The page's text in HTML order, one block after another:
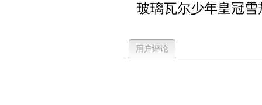
玻璃瓦尔少年皇冠雪
用户评论